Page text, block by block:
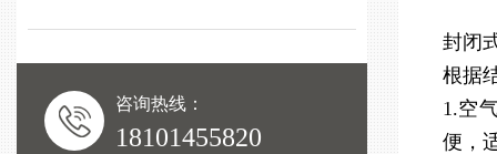
咨询热线：
18101455820
封闭
根据
1.空
便，